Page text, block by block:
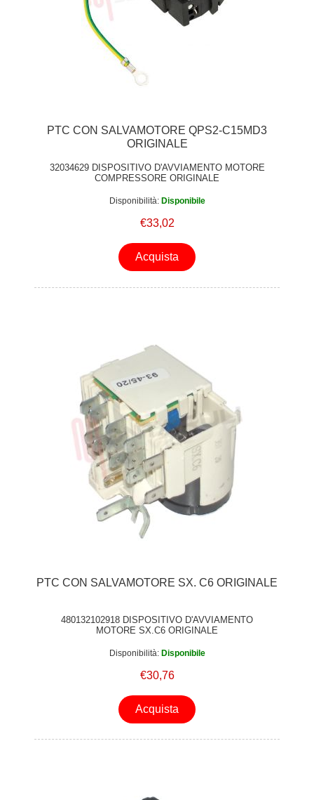
PTC CON SALVAMOTORE QPS2-C15MD3
ORIGINALE
32034629 DISPOSITIVO D'AVVIAMENTO MOTORE
COMPRESSORE ORIGINALE
Disponibilità: Disponibile
€33,02
Acquista
PTC CON SALVAMOTORE SX. C6 ORIGINALE
480132102918 DISPOSITIVO D'AVVIAMENTO
MOTORE SX.C6 ORIGINALE
Disponibilità: Disponibile
€30,76
Acquista